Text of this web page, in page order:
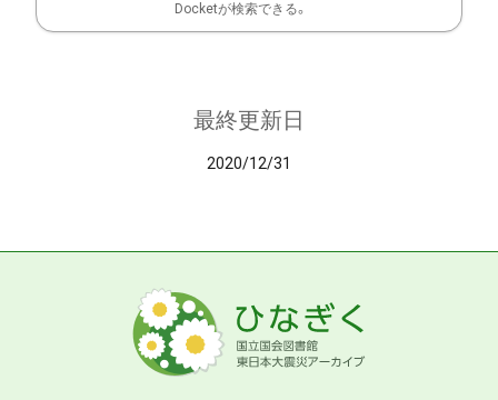
Docketが検索できる。
最終更新日
2020/12/31